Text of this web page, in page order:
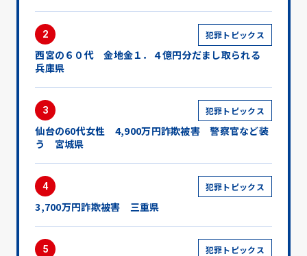
2 犯罪トピックス
西宮の６０代 金地金１．４億円分だまし取られる
兵庫県
3 犯罪トピックス
仙台の60代女性 4,900万円詐欺被害 警察官など装
う 宮城県
4 犯罪トピックス
3,700万円詐欺被害 三重県
5 犯罪トピックス